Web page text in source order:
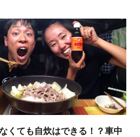
くても自炊はできる！？車中